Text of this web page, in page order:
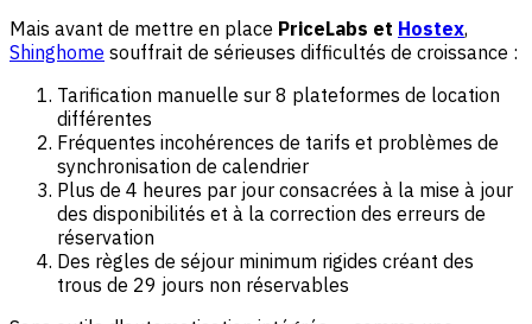
Mais avant de mettre en place PriceLabs et Hostex,
Shinghome souffrait de sérieuses difficultés de croissance :
Tarification manuelle sur 8 plateformes de location
différentes
Fréquentes incohérences de tarifs et problèmes de
synchronisation de calendrier
Plus de 4 heures par jour consacrées à la mise à jour
des disponibilités et à la correction des erreurs de
réservation
Des règles de séjour minimum rigides créant des
trous de 29 jours non réservables